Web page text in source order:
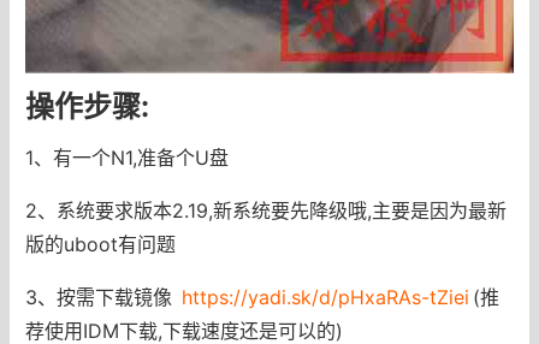
操作步骤:
1、有一个N1,准备个U盘
2、系统要求版本2.19,新系统要先降级哦,主要是因为最新
版的uboot有问题
3、按需下载镜像 https://yadi.sk/d/pHxaRAs-tZiei (推
荐使用IDM下载,下载速度还是可以的)